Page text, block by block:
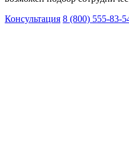
Консультация 8 (800) 555-83-